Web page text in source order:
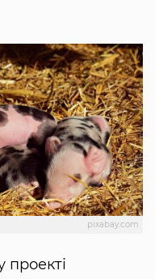
pixabay.com